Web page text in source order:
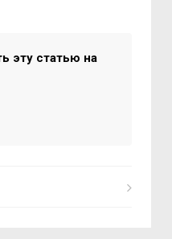
эту статью на